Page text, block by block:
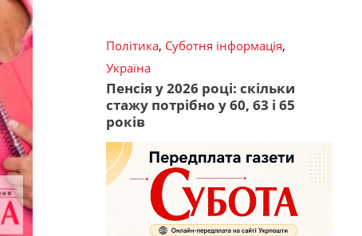
Політика, Суботня інформація,
Україна
Пенсія у 2026 році: скільки
стажу потрібно у 60, 63 і 65
років